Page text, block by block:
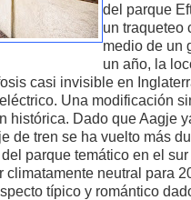
del parque
un traqueteo
medio de un
un año, la
casi invisible en
Una modificación
histórica. Dado que Aagje
de tren se ha vuelto más
parque temático en el
climatamente neutral para
típico y romántico